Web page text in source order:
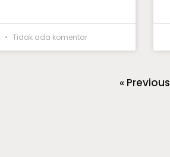
Tidak ada komentar
« Previous